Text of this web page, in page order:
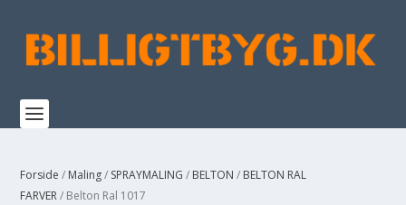
Forside / Maling/ SPRAYMALING / BELTON / BELTON RAL
FARVER/ Belton Ral 1017